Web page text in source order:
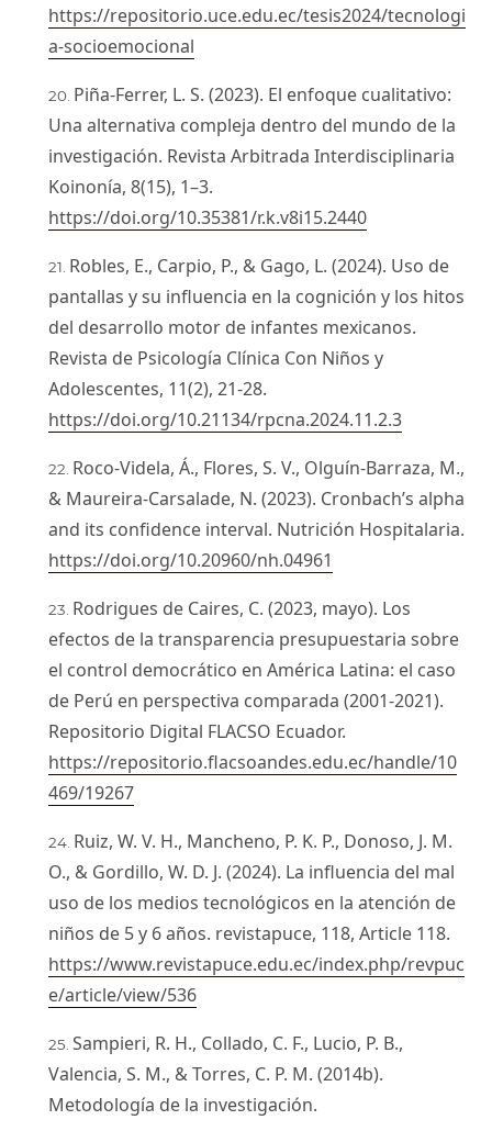
https://repositorio.uce.edu.ec/tesis2024/tecnologi
a-socioemocional
Piña-Ferrer, L. S. (2023). El enfoque cualitativo:
Una alternativa compleja dentro del mundo de la
investigación. Revista Arbitrada Interdisciplinaria
Koinonía, 8(15), 1–3.
https://doi.org/10.35381/r.k.v8i15.2440
Robles, E., Carpio, P., & Gago, L. (2024). Uso de
pantallas y su influencia en la cognición y los hitos
del desarrollo motor de infantes mexicanos.
Revista de Psicología Clínica Con Niños y
Adolescentes, 11(2), 21-28.
https://doi.org/10.21134/rpcna.2024.11.2.3
Roco-Videla, Á., Flores, S. V., Olguín-Barraza, M.,
& Maureira-Carsalade, N. (2023). Cronbach’s alpha
and its confidence interval. Nutrición Hospitalaria.
https://doi.org/10.20960/nh.04961
Rodrigues de Caires, C. (2023, mayo). Los
efectos de la transparencia presupuestaria sobre
el control democrático en América Latina: el caso
de Perú en perspectiva comparada (2001-2021).
Repositorio Digital FLACSO Ecuador.
https://repositorio.flacsoandes.edu.ec/handle/10
469/19267
Ruiz, W. V. H., Mancheno, P. K. P., Donoso, J. M.
O., & Gordillo, W. D. J. (2024). La influencia del mal
uso de los medios tecnológicos en la atención de
niños de 5 y 6 años. revistapuce, 118, Article 118.
https://www.revistapuce.edu.ec/index.php/revpuc
e/article/view/536
Sampieri, R. H., Collado, C. F., Lucio, P. B.,
Valencia, S. M., & Torres, C. P. M. (2014b).
Metodología de la investigación.